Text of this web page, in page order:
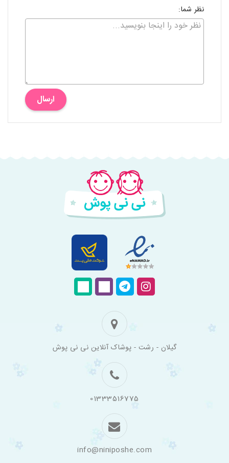
نظر شما:
ارسال
گیلان - رشت - پوشاک آنلاین نی نی پوش
01333516775
info@niniposhe.com